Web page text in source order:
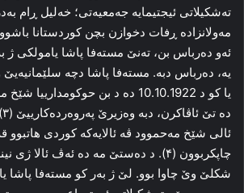
ته‌شکیلاتی ئیجتیمایه‌ جه‌معیه‌تی؛ خه‌لیل ڕام
مه‌ولانزاده‌ ڕفات دخوازن بچن کوردستانا
ئه‌و ده‌رباس بن، ته‌نێ مسته‌فا پاشا یامولکی ژ
یه‌، ده‌رباس دبه‌. مسته‌فا پاشا دچه‌
یا کو د 10.10.1922 ده‌ د بن
ئالی شێخ مه‌حموود ڤه‌ ئالایه‌که‌ کوردی هاتبوو
چاپکربوون (۴). د ده‌ستێ مه‌ ده‌ ئه‌ڤ ئالا ژی
شکلێ وێ چاوا بوو. لێ ژ به‌ر کو مسته‌فا پاشا